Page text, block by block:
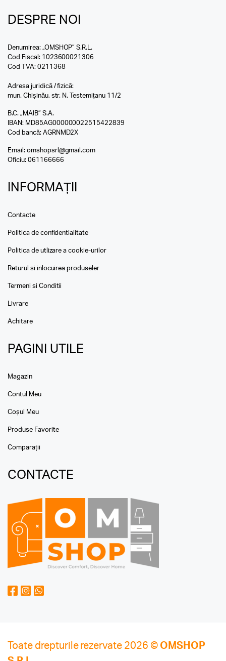
DESPRE NOI
Denumirea: „OMSHOP” S.R.L.
Cod Fiscal: 1023600021306
Cod TVA: 0211368
Adresa juridică / fizică:
mun. Chișinău, str. N. Testemițanu 11/2
B.C. „MAIB” S.A.
IBAN: MD85AG000000022515422839
Cod bancă: AGRNMD2X
Email: omshopsrl@gmail.com
Oficiu: 061166666
INFORMAȚII
Contacte
Politica de confidentialitate
Politica de utlizare a cookie-urilor
Returul si inlocuirea produseler
Termeni si Conditii
Livrare
Achitare
PAGINI UTILE
Magazin
Contul Meu
Coșul Meu
Produse Favorite
Comparații
CONTACTE
Toate drepturile rezervate 2026 © OMSHOP